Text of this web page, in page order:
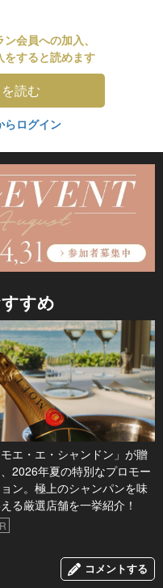
会員への加入、
をすると読めます
読む
らログイン
すめ
モエ・エ・シャンドン」が贈
2026年夏の特別なプロモー
ン。極上のシャンパンを味
る厳選店舗を一挙紹介！
コメントする